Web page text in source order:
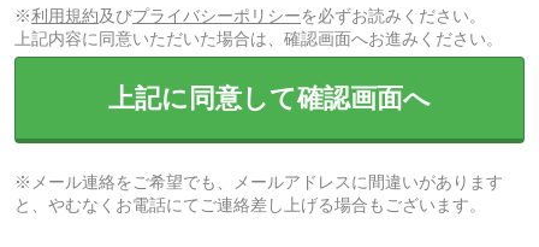
※利用規約及びプライバシーポリシーを必ずお読みください。
上記内容に同意いただいた場合は、確認画面へお進みください。
上記に同意して確認画面へ
※メール連絡をご希望でも、メールアドレスに間違いがあります
と、やむなくお電話にてご連絡差し上げる場合もございます。